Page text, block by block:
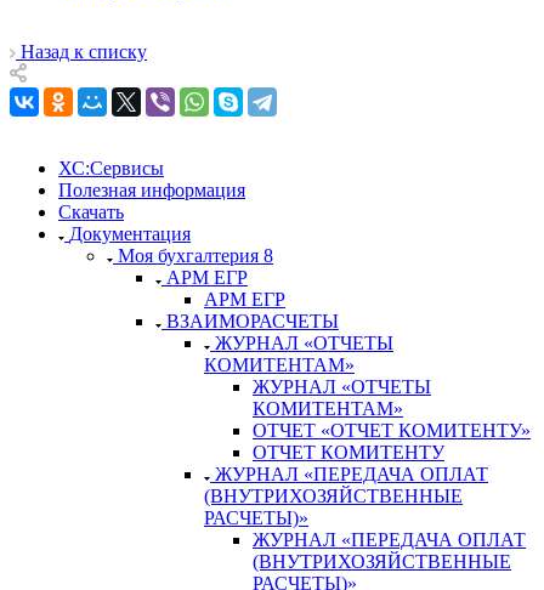
Назад к списку
ХС:Сервисы
Полезная информация
Скачать
Документация
Моя бухгалтерия 8
АРМ ЕГР
АРМ ЕГР
ВЗАИМОРАСЧЕТЫ
ЖУРНАЛ «ОТЧЕТЫ
КОМИТЕНТАМ»
ЖУРНАЛ «ОТЧЕТЫ
КОМИТЕНТАМ»
ОТЧЕТ «ОТЧЕТ КОМИТЕНТУ»
ОТЧЕТ КОМИТЕНТУ
ЖУРНАЛ «ПЕРЕДАЧА ОПЛАТ
(ВНУТРИХОЗЯЙСТВЕННЫЕ
РАСЧЕТЫ)»
ЖУРНАЛ «ПЕРЕДАЧА ОПЛАТ
(ВНУТРИХОЗЯЙСТВЕННЫЕ
РАСЧЕТЫ)»